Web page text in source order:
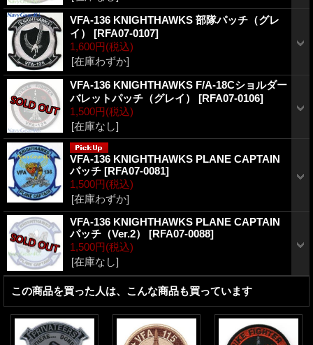
VFA-136 KNIGHTHAWKS 部隊パッチ（グレ
イ） [RFA07-0107]
1,600円(税込)
[在庫わずか]
VFA-136 KNIGHTHAWKS F/A-18Cショルダー
バレットパッチ（グレイ） [RFA07-0106]
1,500円(税込)
[在庫なし]
VFA-136 KNIGHTHAWKS PLANE CAPTAIN
パッチ [RFA07-0081]
1,500円(税込)
[在庫わずか]
VFA-136 KNIGHTHAWKS PLANE CAPTAIN
パッチ（Ver.2） [RFA07-0088]
1,500円(税込)
[在庫なし]
この商品を買った人は、こんな商品も買っています